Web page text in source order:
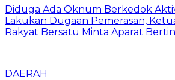
Diduga Ada Oknum Berkedok
Lakukan Dugaan Pemerasan,
Rakyat Bersatu Minta Aparat
DAERAH